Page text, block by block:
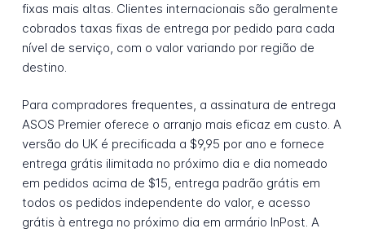
fixas mais altas. Clientes internacionais são geralmente
cobrados taxas fixas de entrega por pedido para cada
nível de serviço, com o valor variando por região de
destino.
Para compradores frequentes, a assinatura de entrega
ASOS Premier oferece o arranjo mais eficaz em custo. A
versão do UK é precificada a $9,95 por ano e fornece
entrega grátis ilimitada no próximo dia e dia nomeado
em pedidos acima de $15, entrega padrão grátis em
todos os pedidos independente do valor, e acesso
grátis à entrega no próximo dia em armário InPost. A